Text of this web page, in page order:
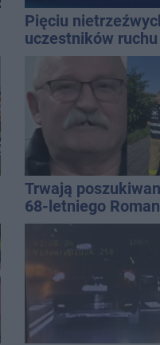
Pięciu
uczestników ruchu
wpadło w ręce
Rekordzista miał
promila
Trwają
68-letniego
Kucały